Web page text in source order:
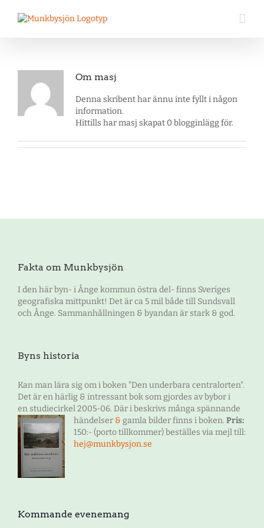
Om masj
Denna skribent har ännu inte fyllt i någon
information.
Hittills har masj skapat 0 blogginlägg för.
Fakta om Munkbysjön
I den här byn- i Ånge kommun östra del- finns Sveriges
geografiska mittpunkt! Det är ca 5 mil både till Sundsvall
och Ånge. Sammanhållningen & byandan är stark & god.
Byns historia
Kan man lära sig om i boken "Den underbara centralorten".
Det är en härlig & intressant bok som gjordes av bybor i
en studiecirkel 2005-06. Där i beskrivs många spännande
händelser & gamla bilder finns i boken. Pris:
150:- (porto tillkommer) beställes via mejl till:
hej@munkbysjon.se
Kommande evenemang